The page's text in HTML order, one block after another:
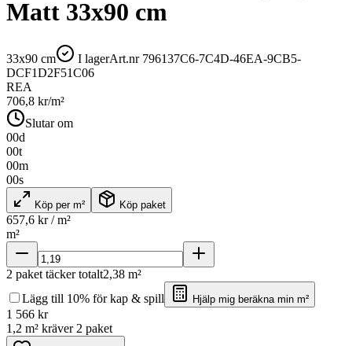
Matt 33x90 cm
33x90 cm I lagerArt.nr 796137C6-7C4D-46EA-9CB5-
DCF1D2F51C06
REA
706,8 kr/m²
Slutar om
00d
00t
00m
00s
Köp per m² Köp paket
657,6 kr / m²
m²
2 paket täcker totalt2,38 m²
Lägg till 10% för kap & spill
Hjälp mig beräkna min m²
1 566 kr
1,2 m² kräver 2 paket